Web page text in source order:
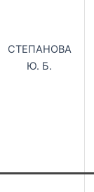
СТЕПАНОВА
Ю. Б.